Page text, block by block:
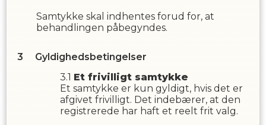
Samtykke skal indhentes forud for, at
behandlingen påbegyndes.
Gyldighedsbetingelser
Et frivilligt samtykke
Et samtykke er kun gyldigt, hvis det er
afgivet frivilligt. Det indebærer, at den
registrerede har haft et reelt frit valg.